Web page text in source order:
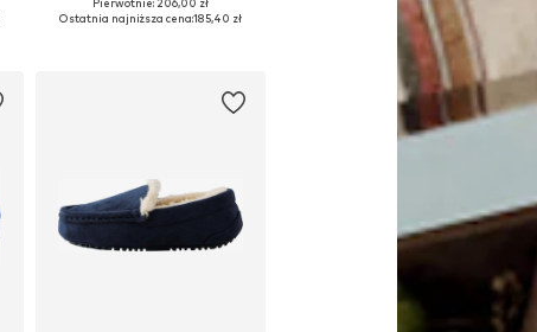
Dostępne w różnych rozmiarach
Ostatnia najniższa cena:185,40 zł